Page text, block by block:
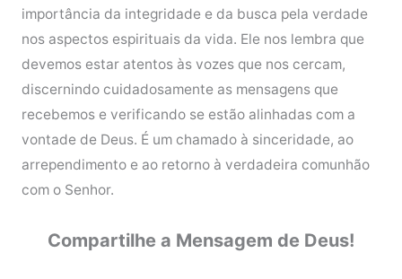
importância da integridade e da busca pela verdade
nos aspectos espirituais da vida. Ele nos lembra que
devemos estar atentos às vozes que nos cercam,
discernindo cuidadosamente as mensagens que
recebemos e verificando se estão alinhadas com a
vontade de Deus. É um chamado à sinceridade, ao
arrependimento e ao retorno à verdadeira comunhão
com o Senhor.
Compartilhe a Mensagem de Deus!